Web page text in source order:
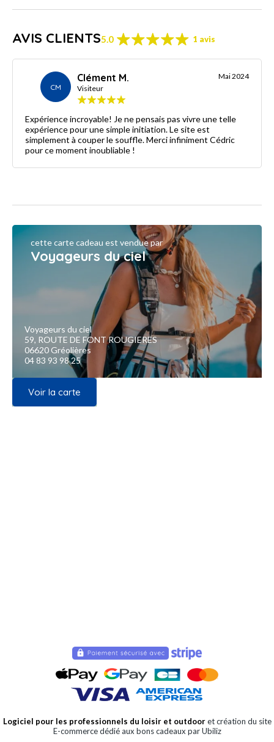
AVIS CLIENTS5.0 1 avis
CM
Clément M.
Visiteur
Mai 2024
Expérience incroyable! Je ne pensais pas vivre une telle
expérience pour une simple initiation. Le site est
simplement à couper le souffle. Merci infiniment Cédric
pour ce moment inoubliable !
cette carte cadeau est vendue par
Voyageurs du ciel
Voyageurs du ciel
59, ROUTE DE FONT ROUGIERES
06620 Gréolières
04 83 93 98 25
Voir la carte
Logiciel pour les professionnels du loisir et outdooret création du site
E-commerce dédié aux bons cadeaux par Ubiliz